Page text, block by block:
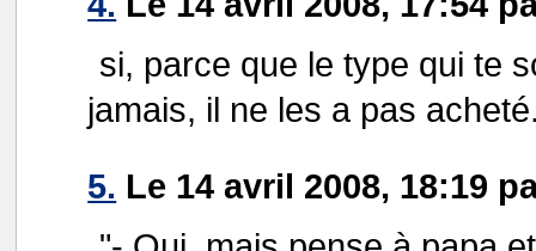
si, parce que le type qui te
jamais, il ne les a pas
5. Le 14 avril 2008, 18:19